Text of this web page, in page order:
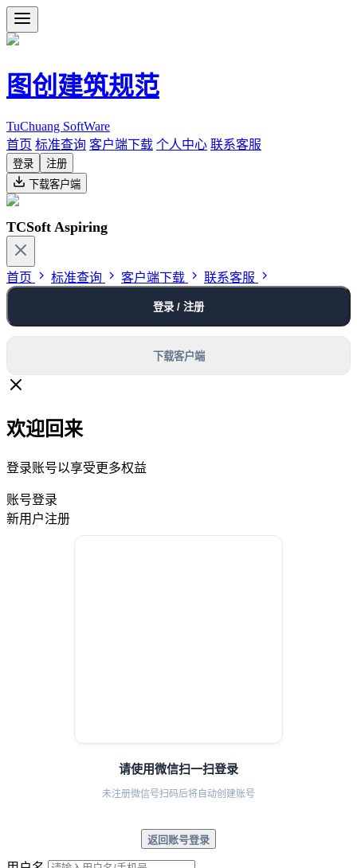
图创建筑规范
TuChuang SoftWare
首页 标准查询 客户端下载 个人中心 联系客服
登录
注册
下载客户端
TCSoft Aspiring
首页 标准查询 客户端下载 联系客服
登录 / 注册
下载客户端
欢迎回来
登录账号以享受更多权益
账号登录
新用户注册
请使用微信扫一扫登录
未注册微信号扫码后将自动创建账号
返回账号登录